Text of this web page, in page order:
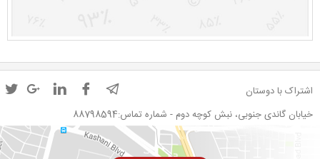
اشتراک با دوستان
خیابان گاندی جنوبی، نبش کوچه دوم - شماره تماس:88798594